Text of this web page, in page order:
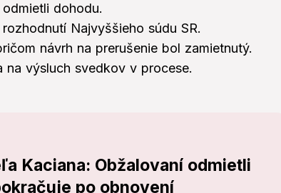
dohodu.
Najvyššieho súdu SR.
návrh na prerušenie bol zamietnutý.
na výsluch svedkov v procese.
Kaciana: Obžalovaní odmietli
po obnovení